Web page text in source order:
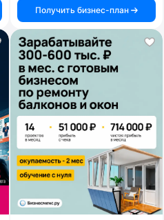
Получить бизнес-план